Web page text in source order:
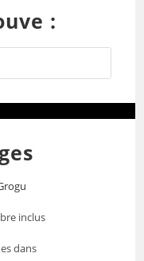
:
inclus
dans